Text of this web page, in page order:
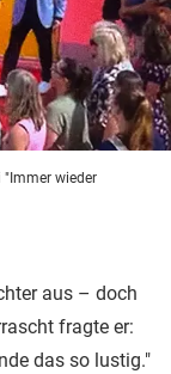
"Immer wieder
aus – doch
fragte er:
das so lustig."